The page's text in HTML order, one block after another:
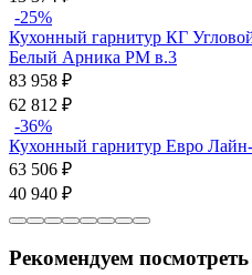
-25%
Кухонный гарнитур КГ
Белый Арника РМ в.3
83 958 ₽
62 812 ₽
-36%
Кухонный гарнитур Евро
63 506 ₽
40 940 ₽
Рекомендуем посмотреть